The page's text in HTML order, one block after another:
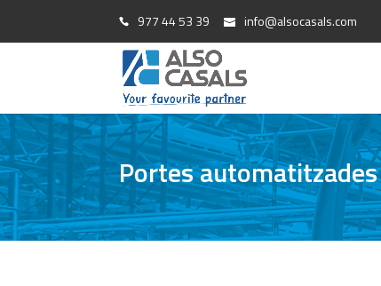
977 44 53 39 info@alsocasals.com
Portes